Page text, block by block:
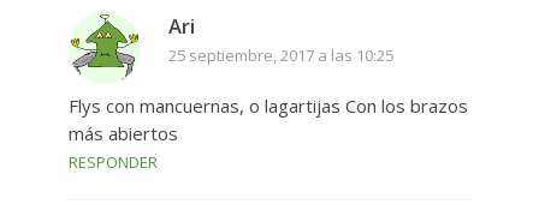
Ari
25 septiembre, 2017 a las 10:25
Flys con mancuernas, o lagartijas Con los brazos
más abiertos
RESPONDER